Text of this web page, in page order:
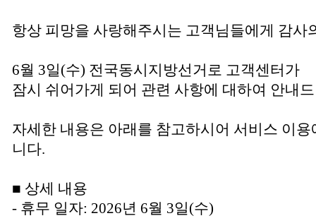
항상 피망을 사랑해주시는 고객님들에게 감사
6월 3일(수) 전국동시지방선거로 고객센터가
잠시 쉬어가게 되어 관련 사항에 대하여 안내
자세한 내용은 아래를 참고하시어 서비스 이
니다.
■ 상세 내용
- 휴무 일자: 2026년 6월 3일(수)